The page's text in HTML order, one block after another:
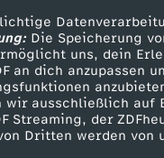
Die Speicherung
uns, dein
an dich anzupassen
wir ausschließlich auf
Streaming, der
Dritten werden von
Hilfe